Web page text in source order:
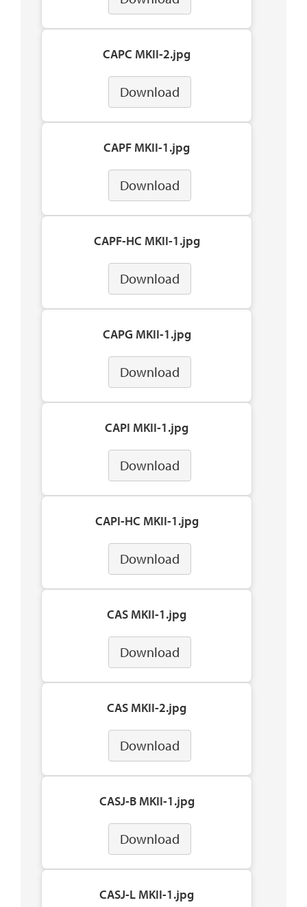
CAPC MKII-2.jpg
Download
CAPF MKII-1.jpg
Download
CAPF-HC MKII-1.jpg
Download
CAPG MKII-1.jpg
Download
CAPI MKII-1.jpg
Download
CAPI-HC MKII-1.jpg
Download
CAS MKII-1.jpg
Download
CAS MKII-2.jpg
Download
CASJ-B MKII-1.jpg
Download
CASJ-L MKII-1.jpg